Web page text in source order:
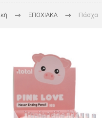
ΕΠΟΧΙΑΚΑ Πάσχα